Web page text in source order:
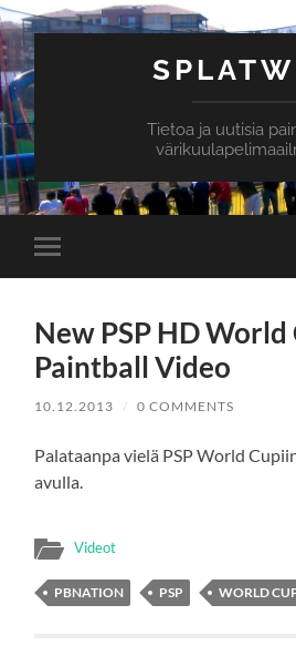
Tietoa ja uutisia
Toggle
mobile
New PSP HD World
Paintball Video
10.12.2013 / 0 COMMENTS
Palataanpa vielä PSP World
avulla.
Videot
PBNATION PSP WORLD